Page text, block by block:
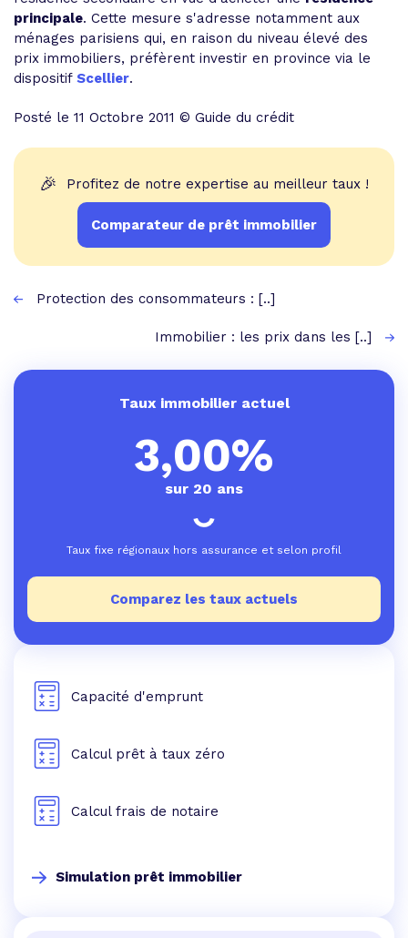
principale. Cette mesure s'adresse notamment aux
ménages parisiens qui, en raison du niveau élevé des
prix immobiliers, préfèrent investir en province via le
dispositif Scellier.
Posté le 11 Octobre 2011 © Guide du crédit
🎉 Profitez de notre expertise au meilleur taux !
Comparateur de prêt immobilier
Protection des consommateurs : [..]
Immobilier : les prix dans les [..]
Taux immobilier actuel
3,00%
sur 20 ans
Taux fixe régionaux hors assurance et selon profil
Comparez les taux actuels
Capacité d'emprunt
Calcul prêt à taux zéro
Calcul frais de notaire
Simulation prêt immobilier